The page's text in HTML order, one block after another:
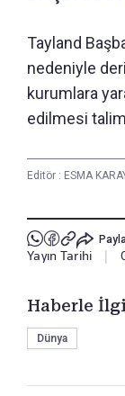
Tayland
nedeniyle
kurumlara
edilmesi
Editör : ESMA
Yayın Tarihi
Haberle
Dünya